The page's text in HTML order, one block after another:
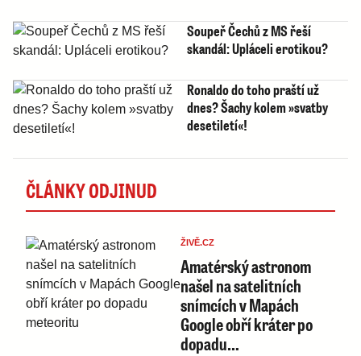
Soupeř Čechů z MS řeší
skandál: Upláceli erotikou?
Ronaldo do toho praští už
dnes? Šachy kolem »svatby
desetiletí«!
ČLÁNKY ODJINUD
ŽIVĚ.CZ
Amatérský astronom
našel na satelitních
snímcích v Mapách
Google obří kráter po
dopadu…